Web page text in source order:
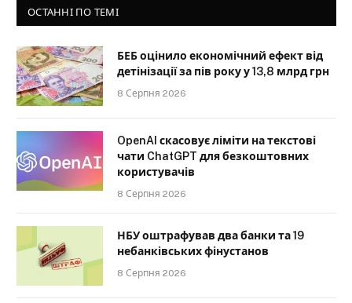
ОСТАННІ ПО ТЕМІ
БЕБ оцінило економічний ефект від
детінізації за пів року у 13,8 млрд грн
8 Серпня 2026
OpenAI скасовує ліміти на текстові
чати ChatGPT для безкоштовних
користувачів
8 Серпня 2026
НБУ оштрафував два банки та 19
небанківських фінустанов
8 Серпня 2026